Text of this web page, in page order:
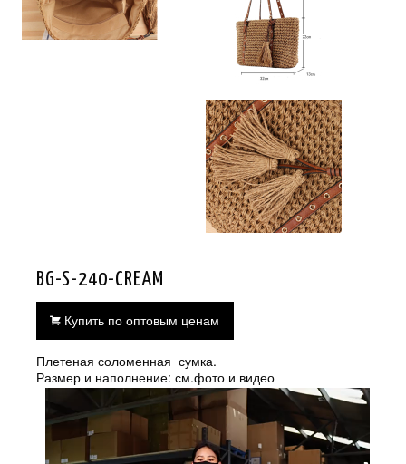
BG-S-240-CREAM
Купить по оптовым ценам
Плетеная соломенная сумка.
Размер и наполнение: см.фото и видео